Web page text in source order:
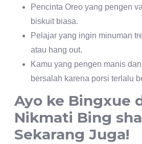
Pencinta Oreo yang pengen
biskuit biasa.
Pelajar yang ingin minuman
atau hang out.
Kamu yang pengen manis
bersalah karena porsi terlalu
Ayo ke Bingxue
Nikmati Bing
Sekarang Juga!